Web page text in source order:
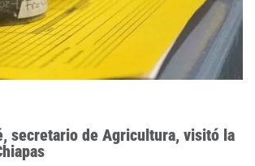
secretario de Agricultura, visitó la